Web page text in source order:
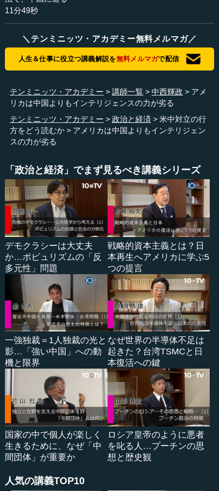
中西 20世紀の前半は実際の戦争の時代です。戦場で戦車
や飛行機が飛び交って、そのドンパチで勝敗を決める実戦
の時代でした。20世紀の後半は抑止戦争の時代だったわけ
です。抑止戦に敗れたソ連は自壊崩壊したわけです。
代です。ですから、ハイブリッド・ウォー、政治戦争、フ
ェイクニュースといった言葉が飛び交っていますけれど
も、そういう戦いの時代でも、決定的に大国の優劣を決め
るのはヒューマン・インテリジェンス、ヒューミントだと
私は思います。
●通信傍受の情報戦で、アメリカは圧倒的に優位だっ
中西 相手の陣営の奥深くに人間のスパイが入り込んで、
最高指導部の決定を左右する力を持ったインテリジェンス
パワーは、互角の超大国同士の対立になればなるほど力を
発揮します。
そこまでいわなくても、近年のアメリカのインテリジェ
ンスの力は、本当に中国に対して心もとない状態が劇的に
続いています。
もちろんアメリカは技術的に第二次大戦からずっと続い
ている電子情報の優位があります。一つはエシュロン（通
信傍受システム）ですが、2014年に、例のエドワード・ス
ノーデン事件で有名になったPRISM（プリズム）作戦など
もそうです。「PRISM」という世界中の電話やファック
ス、インターネット通信を全部アメ...
11分49秒
＼テンミニッツ・アカデミー無料メルマガ／
人生＆仕事に役立つ講義解説を無料メルマガで配信
テンミニッツ・アカデミー 講師一覧 中西輝政
アメ
リカは中国よりもインテリジェンスの力が劣る
テンミニッツ・アカデミー
政治と経済
米中対立の行
方をどう読むか
アメリカは中国よりもインテリジェン
スの力が劣る
「政治と経済」でまず見るべき講義シリーズ
デモクラシーは大丈夫
か…ポピュリズムの「反
多元性」問題
戦略的資本主義とは？日
本再生へアメリカに学ぶ5
つの提言
一強独裁＝1人独裁の光と
影…「強い中国」への動
機と限界
なぜ世界の半導体不足は
起きた？台湾TSMCと日
本復活への鍵
国家の中で個人が楽しく
生きるために、なぜ「中
間団体」が重要か
ロシア皇帝のように悪者
を叱る人…プーチンの思
想と歴史観
人気の講義TOP10